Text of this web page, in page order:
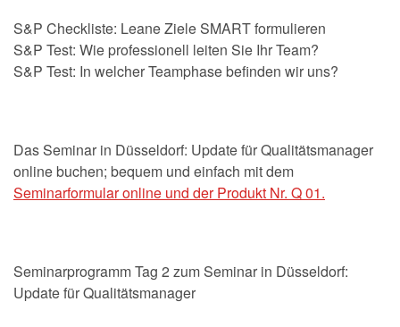
S&P Checkliste: Leane Ziele SMART formulieren
S&P Test: Wie professionell leiten Sie Ihr Team?
S&P Test: In welcher Teamphase befinden wir uns?
Das Seminar in Düsseldorf: Update für Qualitätsmanager
online buchen; bequem und einfach mit dem
Seminarformular online und der Produkt Nr. Q 01.
Seminarprogramm Tag 2 zum Seminar in Düsseldorf:
Update für Qualitätsmanager